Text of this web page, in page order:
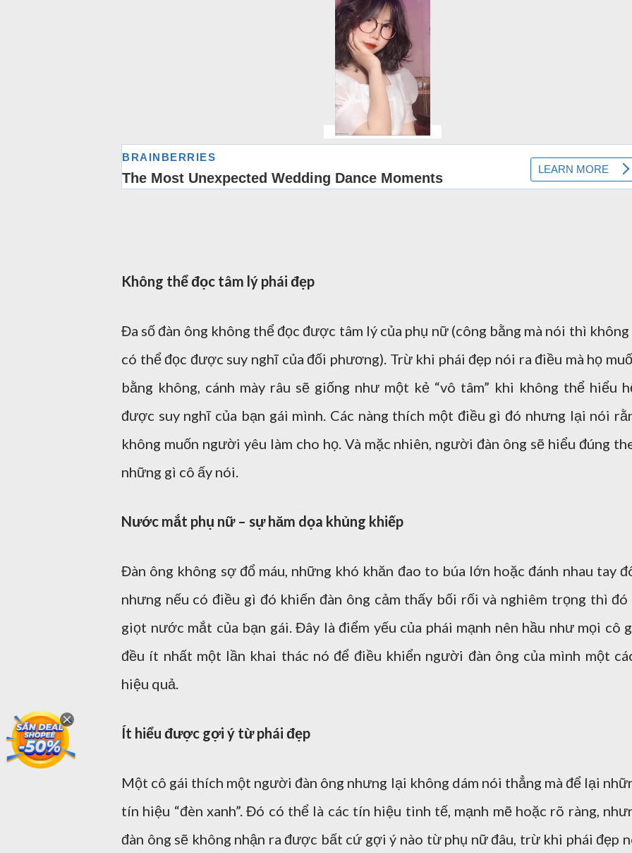
Không thể đọc tâm lý phái đẹp
Đa số đàn ông không thể đọc được tâm lý của phụ nữ (công bằng mà nói thì không
có thể đọc được suy nghĩ của đối phương). Trừ khi phái đẹp nói ra điều mà họ
bằng không, cánh mày râu sẽ giống như một kẻ “vô tâm” khi không thể hiểu
được suy nghĩ của bạn gái mình. Các nàng thích một điều gì đó nhưng lại nói
không muốn người yêu làm cho họ. Và mặc nhiên, người đàn ông sẽ hiểu đúng
những gì cô ấy nói.
Nước mắt phụ nữ – sự hăm dọa khủng khiếp
Đàn ông không sợ đổ máu, những khó khăn đao to búa lớn hoặc đánh nhau tay
nhưng nếu có điều gì đó khiến đàn ông cảm thấy bối rối và nghiêm trọng thì đó
giọt nước mắt của bạn gái. Đây là điểm yếu của phái mạnh nên hầu như mọi cô
đều ít nhất một lần khai thác nó để điều khiển người đàn ông của mình một
hiệu quả.
Ít hiểu được gợi ý từ phái đẹp
Một cô gái thích một người đàn ông nhưng lại không dám nói thẳng mà để lại
tín hiệu “đèn xanh”. Đó có thể là các tín hiệu tinh tế, mạnh mẽ hoặc rõ ràng,
đàn ông sẽ không nhận ra được bất cứ gợi ý nào từ phụ nữ đâu, trừ khi phái đẹp